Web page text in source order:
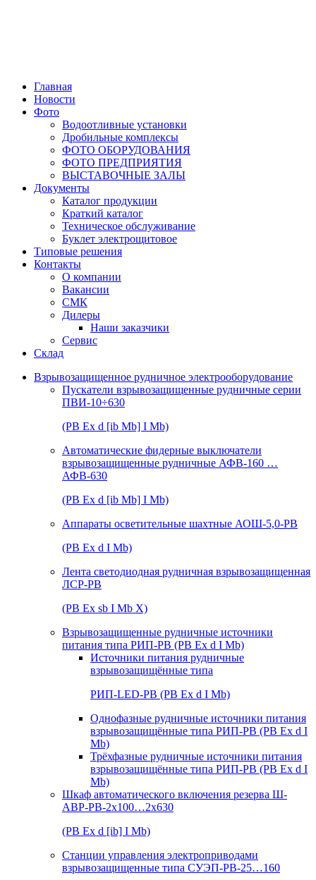
Главная
Новости
Фото
Водоотливные установки
Дробильные комплексы
ФОТО ОБОРУДОВАНИЯ
ФОТО ПРЕДПРИЯТИЯ
ВЫСТАВОЧНЫЕ ЗАЛЫ
Документы
Каталог продукции
Краткий каталог
Техническое обслуживание
Буклет электрощитовое
Типовые решения
Контакты
О компании
Вакансии
СМК
Дилеры
Наши заказчики
Сервис
Склад
Взрывозащищенное рудничное электрооборудование
Пускатели взрывозащищенные рудничные серии
ПВИ-10÷630
(РВ Ex d [ib Mb] I Mb)
Автоматические фидерные выключатели
взрывозащищенные рудничные АФВ-160 …
АФВ-630
(РВ Ex d [ib Mb] I Mb)
Аппараты осветительные шахтные АОШ-5,0-РВ
(РВ Ex d I Mb)
Лента светодиодная рудничная взрывозащищенная
ЛСР-РВ
(РВ Ex sb I Mb Х)
Взрывозащищенные рудничные источники
питания типа РИП-РВ (РВ Ex d I Mb)
Источники питания рудничные
взрывозащищённые типа
РИП-LED-РВ (РВ Ex d I Mb)
Однофазные рудничные источники питания
взрывозащищённые типа РИП-РВ (РВ Ex d I
Mb)
Трёхфазные рудничные источники питания
взрывозащищённые типа РИП-РВ (РВ Ex d I
Mb)
Шкаф автоматического включения резерва Ш-
АВР-РВ-2х100…2х630
(РВ Ex d [ib] I Mb)
Станции управления электроприводами
взрывозащищенные типа СУЭП-РВ-25…160